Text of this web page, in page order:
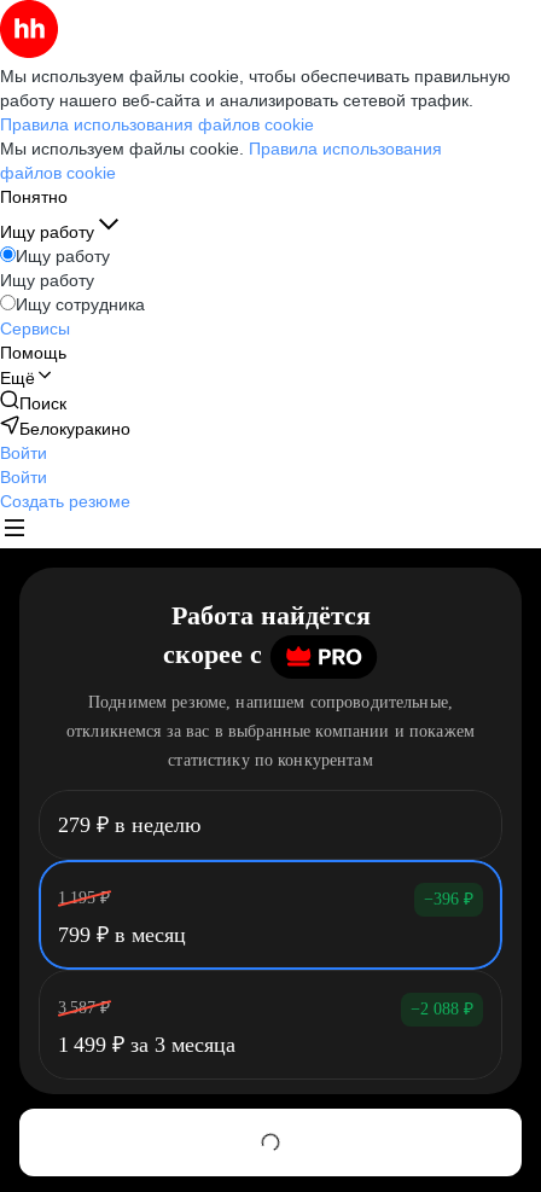
Мы используем файлы cookie, чтобы обеспечивать правильную
работу нашего веб-сайта и анализировать сетевой трафик.
Правила использования файлов cookie
Мы используем файлы cookie. Правила использования
файлов cookie
Понятно
Ищу работу
Ищу работу
Ищу работу
Ищу сотрудника
Сервисы
Помощь
Ещё
Поиск
Белокуракино
Войти
Войти
Создать резюме
Работа найдётся
скорее c
Поднимем резюме, напишем сопроводительные,
откликнемся за вас в выбранные компании и покажем
статистику по конкурентам
279 ₽ в неделю
1 195 ₽ −396 ₽
799 ₽ в месяц
3 587 ₽ −2 088 ₽
1 499 ₽ за 3 месяца